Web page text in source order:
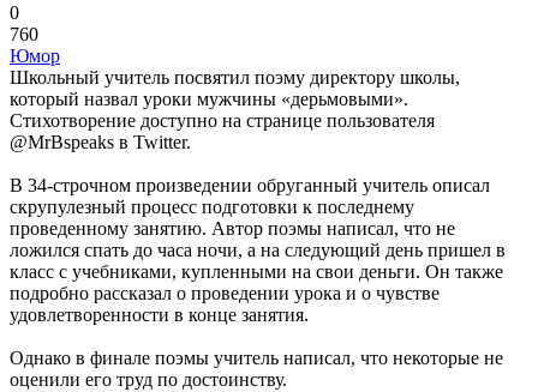
0
760
Юмор
Школьный учитель посвятил поэму директору школы,
который назвал уроки мужчины «дерьмовыми».
Стихотворение доступно на странице пользователя
@MrBspeaks в Twitter.
В 34-строчном произведении обруганный учитель описал
скрупулезный процесс подготовки к последнему
проведенному занятию. Автор поэмы написал, что не
ложился спать до часа ночи, а на следующий день пришел в
класс с учебниками, купленными на свои деньги. Он также
подробно рассказал о проведении урока и о чувстве
удовлетворенности в конце занятия.
Однако в финале поэмы учитель написал, что некоторые не
оценили его труд по достоинству.